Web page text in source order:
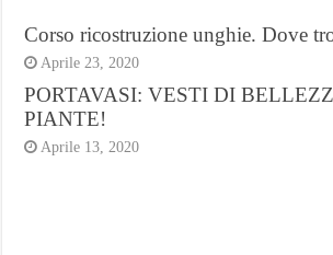
Corso ricostruzione unghie. Dove
Aprile 23, 2020
PORTAVASI: VESTI DI
PIANTE!
Aprile 13, 2020